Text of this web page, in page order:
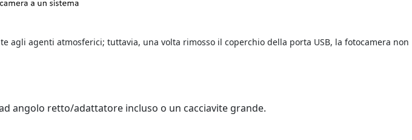
agli agenti atmosferici; tuttavia, una volta rimosso il coperchio della porta USB, la fotocamera non
angolo retto/adattatore incluso o un cacciavite grande.